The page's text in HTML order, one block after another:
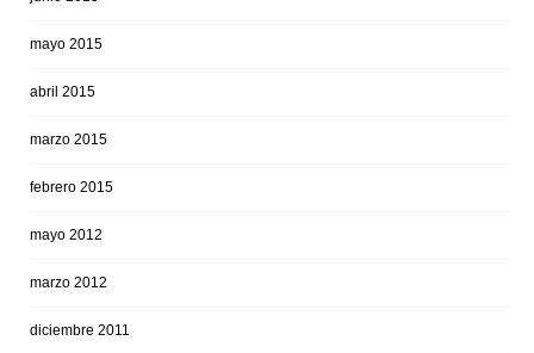
mayo 2015
abril 2015
marzo 2015
febrero 2015
mayo 2012
marzo 2012
diciembre 2011